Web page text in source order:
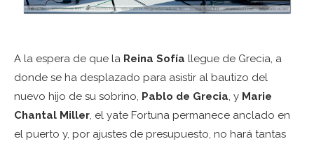
A la espera de que la Reina Sofía llegue de Grecia, a
donde se ha desplazado para asistir al bautizo del
nuevo hijo de su sobrino, Pablo de Grecia, y Marie
Chantal Miller, el yate Fortuna permanece anclado en
el puerto y, por ajustes de presupuesto, no hará tantas